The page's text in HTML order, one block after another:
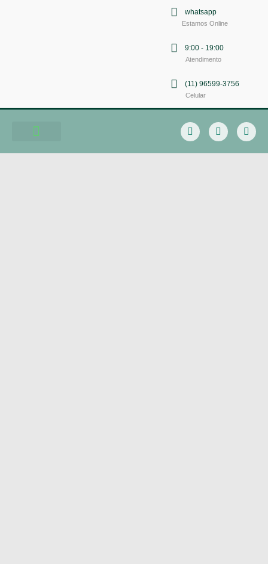
whatsapp
Estamos Online
9:00 - 19:00
Atendimento
(11) 96599-3756
Celular